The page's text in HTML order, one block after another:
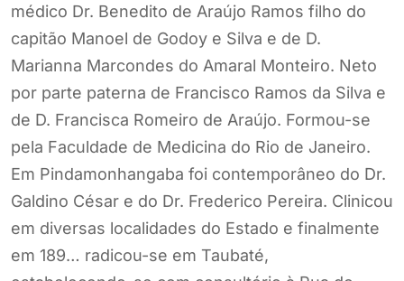
médico Dr. Benedito de Araújo Ramos filho do
capitão Manoel de Godoy e Silva e de D.
Marianna Marcondes do Amaral Monteiro. Neto
por parte paterna de Francisco Ramos da Silva e
de D. Francisca Romeiro de Araújo. Formou-se
pela Faculdade de Medicina do Rio de Janeiro.
Em Pindamonhangaba foi contemporâneo do Dr.
Galdino César e do Dr. Frederico Pereira. Clinicou
em diversas localidades do Estado e finalmente
em 189… radicou-se em Taubaté,